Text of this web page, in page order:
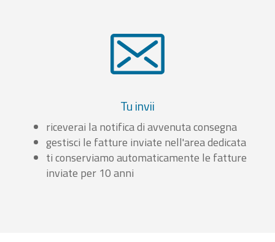
Tu invii
riceverai la notifica di avvenuta consegna
gestisci le fatture inviate nell'area dedicata
ti conserviamo automaticamente le fatture
inviate per 10 anni